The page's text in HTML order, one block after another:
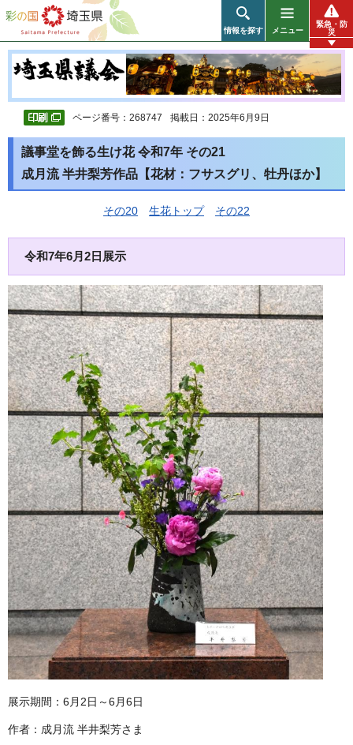
彩の国 埼玉県
情報を探す メニュー
緊急・防
災
ページ番号：268747 掲載日：2025年6月9日
議事堂を飾る生け花 令和7年 その21
成月流 半井梨芳作品【花材：フサスグリ、牡丹ほか】
その20 生花トップ その22
令和7年6月2日展示
展示期間：6月2日～6月6日
作者：成月流 半井梨芳さま